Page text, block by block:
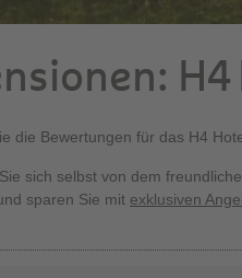
die Bewertungen für das H4
sich selbst von dem
sparen Sie mit exklusiven